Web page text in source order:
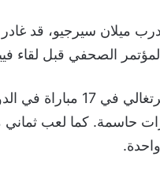
ميلان سيرجيو، قد
الصحفي قبل لقاء
وشارك النجم الدولي
حاسمة. كما لعب ثماني